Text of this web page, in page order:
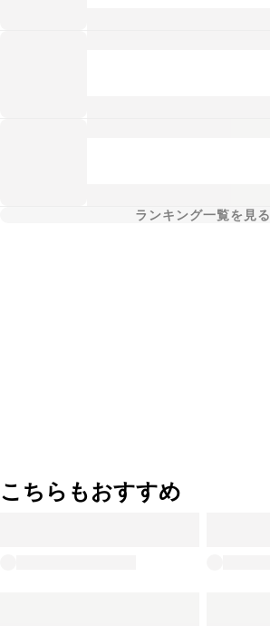
ランキング一覧を見る
こちらもおすすめ